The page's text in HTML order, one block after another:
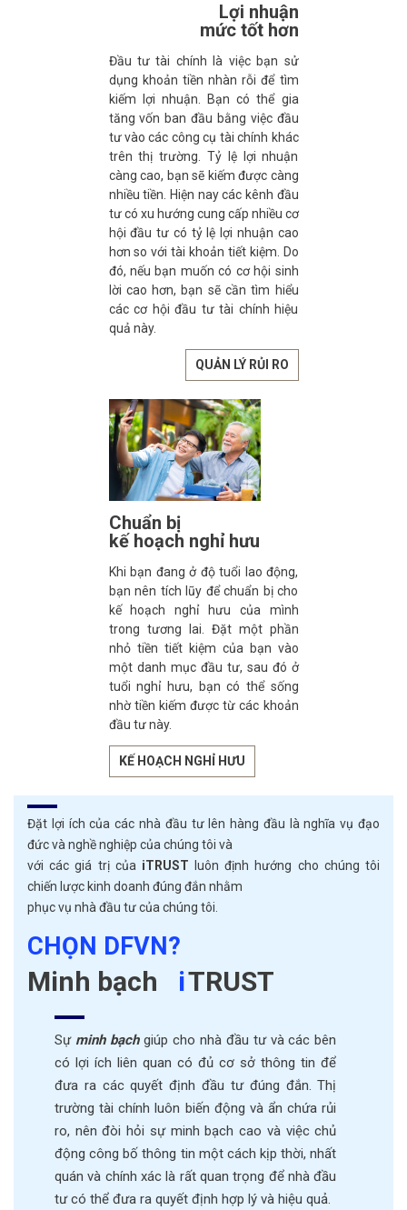
Lợi nhuận
mức tốt hơn
Đầu tư tài chính là việc bạn sử
dụng khoản tiền nhàn rỗi để tìm
kiếm lợi nhuận. Bạn có thể gia
tăng vốn ban đầu bằng việc đầu
tư vào các công cụ tài chính khác
trên thị trường. Tỷ lệ lợi nhuận
càng cao, bạn sẽ kiếm được càng
nhiều tiền. Hiện nay các kênh đầu
tư có xu hướng cung cấp nhiều cơ
hội đầu tư có tỷ lệ lợi nhuận cao
hơn so với tài khoản tiết kiệm. Do
đó, nếu bạn muốn có cơ hội sinh
lời cao hơn, bạn sẽ cần tìm hiểu
các cơ hội đầu tư tài chính hiệu
quả này.
QUẢN LÝ RỦI RO
Chuẩn bị
kế hoạch nghỉ hưu
Khi bạn đang ở độ tuổi lao động,
bạn nên tích lũy để chuẩn bị cho
kế hoạch nghỉ hưu của mình
trong tương lai. Đặt một phần
nhỏ tiền tiết kiệm của bạn vào
một danh mục đầu tư, sau đó ở
tuổi nghỉ hưu, bạn có thể sống
nhờ tiền kiếm được từ các khoản
đầu tư này.
KẾ HOẠCH NGHỈ HƯU
Đặt lợi ích của các nhà đầu tư lên hàng đầu là nghĩa vụ đạo
đức và nghề nghiệp của chúng tôi và
với các giá trị của iTRUST luôn định hướng cho chúng tôi
chiến lược kinh doanh đúng đắn nhằm
phục vụ nhà đầu tư của chúng tôi.
CHỌN DFVN?
iTRUST
Minh bạch
Sự minh bạchgiúp cho nhà đầu tư và các bên
có lợi ích liên quan có đủ cơ sở thông tin để
đưa ra các quyết định đầu tư đúng đắn. Thị
trường tài chính luôn biến động và ẩn chứa rủi
ro, nên đòi hỏi sự minh bạch cao và việc chủ
động công bố thông tin một cách kịp thời, nhất
quán và chính xác là rất quan trọng để nhà đầu
tư có thể đưa ra quyết định hợp lý và hiệu quả.